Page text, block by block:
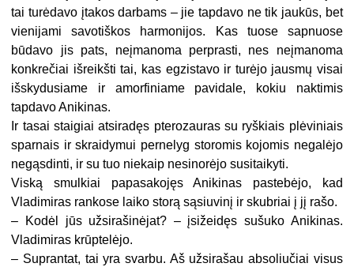
tai turėdavo įtakos darbams – jie tapdavo ne tik jaukūs, bet
vienijami savotiškos harmonijos. Kas tuose sapnuose
būdavo jis pats, neįmanoma perprasti, nes neįmanoma
konkrečiai išreikšti tai, kas egzistavo ir turėjo jausmų visai
išskydusiame ir amorfiniame pavidale, kokiu naktimis
tapdavo Anikinas.
Ir tasai staigiai atsiradęs pterozauras su ryškiais plėviniais
sparnais ir skraidymui pernelyg storomis kojomis negalėjo
negąsdinti, ir su tuo niekaip nesinorėjo susitaikyti.
Viską smulkiai papasakojęs Anikinas pastebėjo, kad
Vladimiras rankose laiko storą sąsiuvinį ir skubriai į jį rašo.
– Kodėl jūs užsirašinėjat? – įsižeidęs sušuko Anikinas.
Vladimiras krūptelėjo.
– Suprantat, tai yra svarbu. Aš užsirašau absoliučiai visus